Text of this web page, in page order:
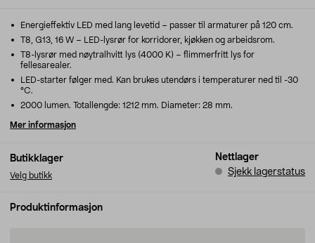
Butikklager
Velg butikk
Nettlager
Sjekk lagerstatus
Energieffektiv LED med lang levetid – passer til armaturer på 120 cm.
T8, G13, 16 W – LED-lysrør for korridorer, kjøkken og arbeidsrom.
T8-lysrør med nøytralhvitt lys (4000 K) – flimmerfritt lys for
fellesarealer.
LED-starter følger med. Kan brukes utendørs i temperaturer ned til -30
°C.
2000 lumen. Totallengde: 1212 mm. Diameter: 28 mm.
Mer informasjon
Produktinformasjon